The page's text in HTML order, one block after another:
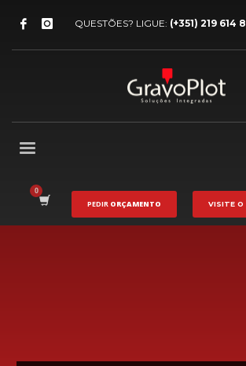
QUESTÕES? LIGUE: (+351) 219 614
PEDIR ORÇAMENTO VISITE O